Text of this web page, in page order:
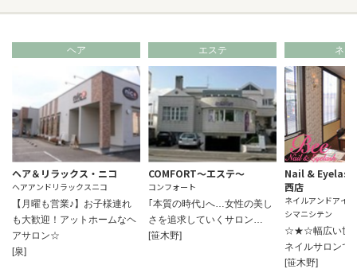
ヘア
ヘア＆リラックス・ニコ
ヘアアンドリラックスニコ
【月曜も営業♪】お子様連れ
も大歓迎！アットホームなヘ
アサロン☆
[泉]
エステ
COMFORT～エステ～
コンフォート
｢本質の時代｣へ…女性の美し
さを追求していくサロン…
[笹木野]
ネイ
Nail &
西店
ネイルアンドアイ
シマニシテン
☆★☆幅広い世
ネイルサロン
[笹木野]